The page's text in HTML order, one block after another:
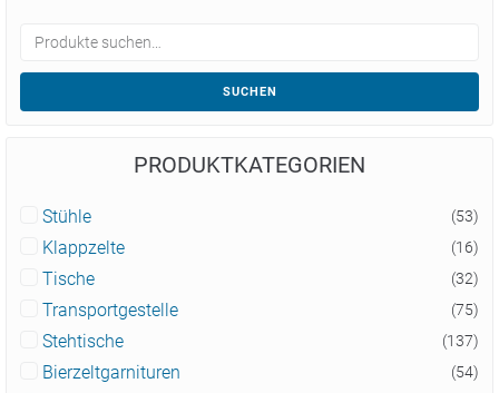
SUCHEN
PRODUKTKATEGORIEN
Stühle (53)
Klappzelte (16)
Tische (32)
Transportgestelle (75)
Stehtische (137)
Bierzeltgarnituren (54)